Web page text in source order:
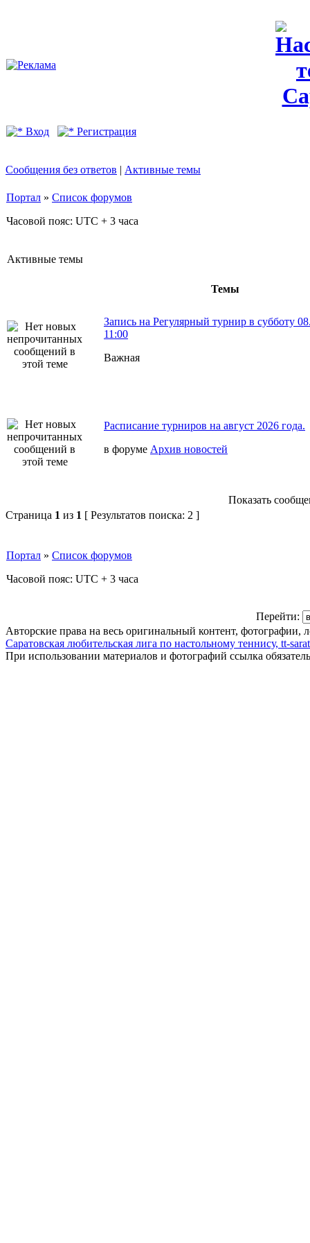
Вход Регистрация
Сообщения без ответов | Активные темы
Портал » Список форумов
Часовой пояс: UTC + 3 часа
Активные темы
Темы
Запись на Регулярный турнир в субботу
11:00
Важная
Расписание турниров на август 2026 года.
в форуме Архив новостей
Показать
Страница 1 из 1 [ Результатов поиска: 2 ]
Портал » Список форумов
Часовой пояс: UTC + 3 часа
Перейти:
Авторские права на весь оригинальный контент, фотографии,
Саратовская любительская лига по настольному теннису, tt-
При использовании материалов и фотографий ссылка